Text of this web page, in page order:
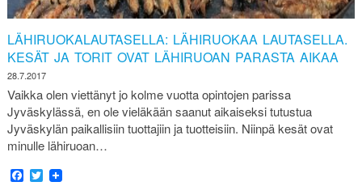
LÄHIRUOKALAUTASELLA: LÄHIRUOKAA LAUTASELLA.
KESÄT JA TORIT OVAT LÄHIRUOAN PARASTA AIKAA
28.7.2017
Vaikka olen viettänyt jo kolme vuotta opintojen parissa
Jyväskylässä, en ole vieläkään saanut aikaiseksi tutustua
Jyväskylän paikallisiin tuottajiin ja tuotteisiin. Niinpä kesät ovat
minulle lähiruoan…
Facebook
Twitter